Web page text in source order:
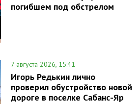
погибшем под обстрелом
7 августа 2026, 15:41
Игорь Редькин лично
проверил обустройство новой
дороге в поселке Сабанс-Яр